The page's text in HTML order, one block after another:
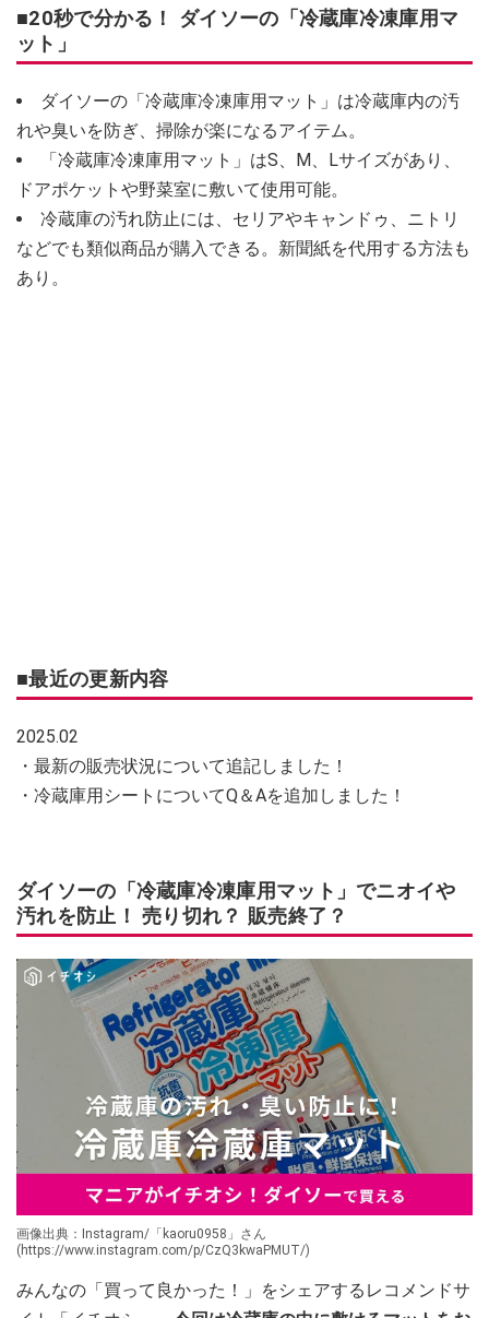
■20秒で分かる！ ダイソーの「冷蔵庫冷凍庫用マ
ット」
ダイソーの「冷蔵庫冷凍庫用マット」は冷蔵庫内の汚
れや臭いを防ぎ、掃除が楽になるアイテム。
「冷蔵庫冷凍庫用マット」はS、M、Lサイズがあり、
ドアポケットや野菜室に敷いて使用可能。
冷蔵庫の汚れ防止には、セリアやキャンドゥ、ニトリ
などでも類似商品が購入できる。新聞紙を代用する方法も
あり。
■最近の更新内容
2025.02
・最新の販売状況について追記しました！
・冷蔵庫用シートについてQ＆Aを追加しました！
ダイソーの「冷蔵庫冷凍庫用マット」でニオイや
汚れを防止！ 売り切れ？ 販売終了？
画像出典：Instagram/「kaoru0958」さん
(https://www.instagram.com/p/CzQ3kwaPMUT/)
みんなの「買って良かった！」をシェアするレコメンドサ